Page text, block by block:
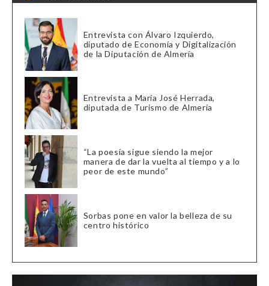
Entrevista con Álvaro Izquierdo,
diputado de Economía y Digitalización
de la Diputación de Almería
Entrevista a María José Herrada,
diputada de Turismo de Almería
“La poesía sigue siendo la mejor
manera de dar la vuelta al tiempo y a lo
peor de este mundo”
Sorbas pone en valor la belleza de su
centro histórico